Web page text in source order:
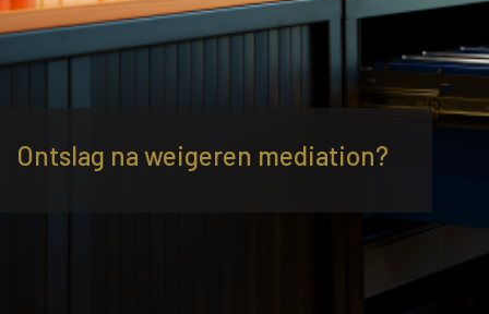
Ontslag na weigeren mediation?